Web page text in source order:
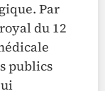
Par
du 12
publics